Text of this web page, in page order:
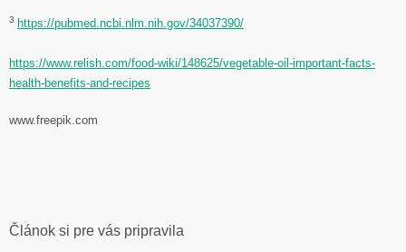
3 https://pubmed.ncbi.nlm.nih.gov/34037390/
https://www.relish.com/food-wiki/148625/vegetable-oil-important-facts-
health-benefits-and-recipes
www.freepik.com
Článok si pre vás pripravila